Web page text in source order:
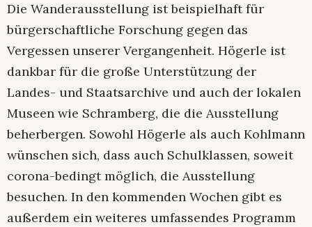
Die Wanderausstellung ist beispielhaft für
bürgerschaftliche Forschung gegen das
Vergessen unserer Vergangenheit. Högerle ist
dankbar für die große Unterstützung der
Landes- und Staatsarchive und auch der lokalen
Museen wie Schramberg, die die Ausstellung
beherbergen. Sowohl Högerle als auch Kohlmann
wünschen sich, dass auch Schulklassen, soweit
corona-bedingt möglich, die Ausstellung
besuchen. In den kommenden Wochen gibt es
außerdem ein weiteres umfassendes Programm